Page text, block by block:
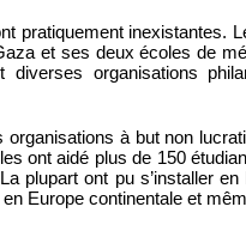
pratiquement inexistantes.
et ses deux écoles de
organisations
à but non
ont aidé plus de 150
plupart ont pu s’installer
Europe continentale et